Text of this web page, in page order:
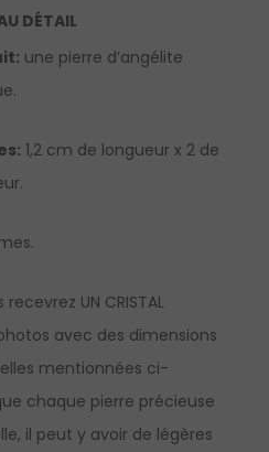
DÉTAIL
une pierre d’angélite
1,2 cm de longueur x 2 de
recevrez UN CRISTAL
avec des dimensions
mentionnées ci-
chaque pierre précieuse
il peut y avoir de légères